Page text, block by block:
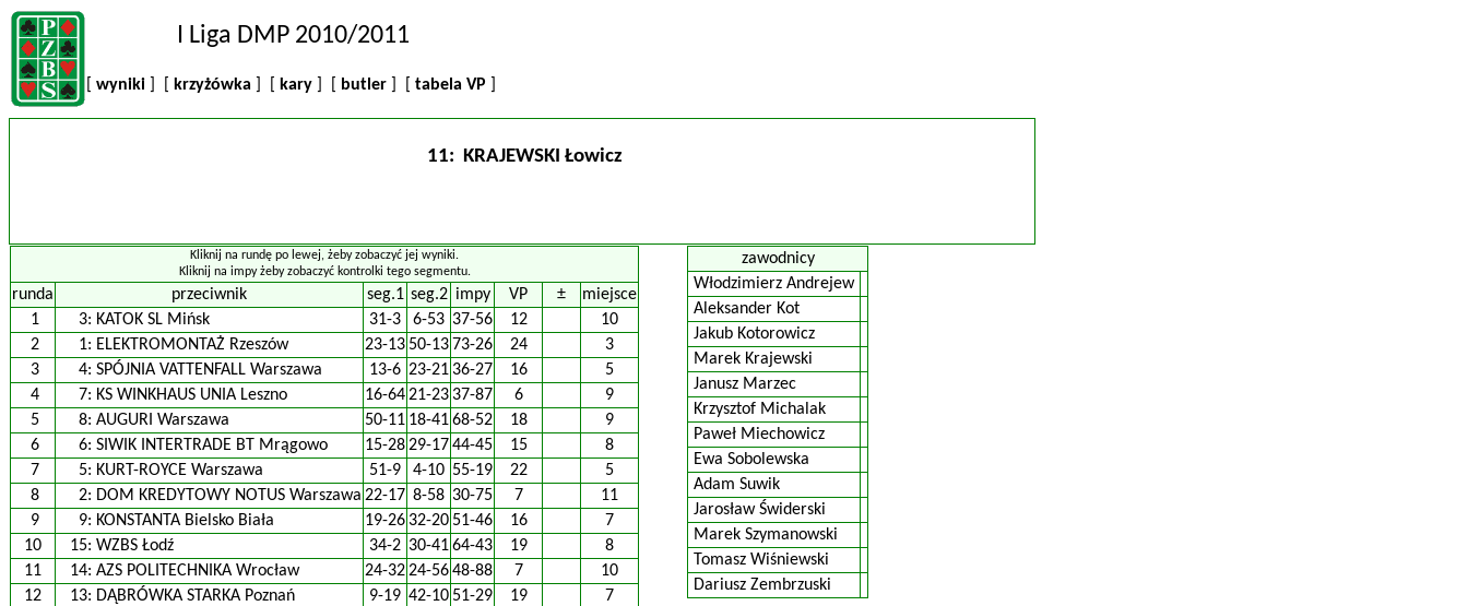
I Liga DMP 2010/2011
wyniki krzyżówka kary butler tabela VP
11: KRAJEWSKI Łowicz
Kliknij na rundę po lewej, żeby zobaczyć jej wyniki.
Kliknij na impy żeby zobaczyć kontrolki tego segmentu.
runda przeciwnik seg.1 seg.2 impy VP ±
miejsce
1
3: KATOK SL Mińsk 31-3 6-53 37-56 12
10
2
1: ELEKTROMONTAŻ Rzeszów 23-13 50-13 73-26 24
3
3
4: SPÓJNIA VATTENFALL Warszawa 13-6 23-21 36-27 16
5
4
7: KS WINKHAUS UNIA Leszno 16-6421-23 37-87 6
9
5
8: AUGURI Warszawa 50-11 18-4168-52 18
9
6
6: SIWIK INTERTRADE BT Mrągowo 15-2829-1744-45 15
8
7
5: KURT-ROYCE Warszawa 51-9 4-10 55-19 22
5
8
2: DOM KREDYTOWY NOTUS Warszawa 22-17 8-58 30-75 7
11
9
9: KONSTANTA Bielsko Biała 19-26 32-20 51-46 16
7
10
15: WZBS Łodź 34-2 30-4164-43 19
8
11
14: AZS POLITECHNIKA Wrocław 24-3224-5648-88 7
10
12
13: DĄBRÓWKA STARKA Poznań 9-19 42-10 51-29 19
7
zawodnicy
Włodzimierz Andrejew
Aleksander Kot
Jakub Kotorowicz
Marek Krajewski
Janusz Marzec
Krzysztof Michalak
Paweł Miechowicz
Ewa Sobolewska
Adam Suwik
Jarosław Świderski
Marek Szymanowski
Tomasz Wiśniewski
Dariusz Zembrzuski